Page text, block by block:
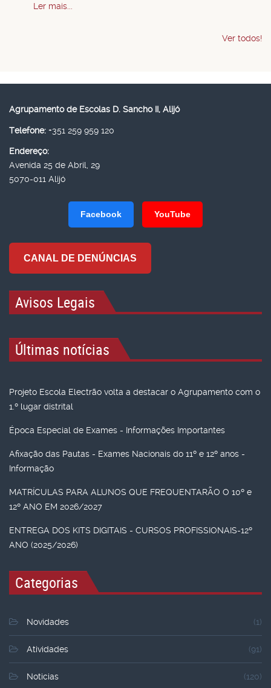
Ler mais...
Ver todos!
Agrupamento de Escolas D. Sancho II, Alijó
Telefone: +351 259 959 120
Endereço:
Avenida 25 de Abril, 29
5070-011 Alijó
Facebook YouTube
CANAL DE DENÚNCIAS
Avisos Legais
Últimas notícias
Projeto Escola Electrão volta a destacar o Agrupamento com o
1.º lugar distrital
Época Especial de Exames - Informações Importantes
Afixação das Pautas - Exames Nacionais do 11º e 12º anos -
Informação
MATRÍCULAS PARA ALUNOS QUE FREQUENTARÃO O 10º e
12º ANO EM 2026/2027
ENTREGA DOS KITS DIGITAIS - CURSOS PROFISSIONAIS-12º
ANO (2025/2026)
Categorias
Novidades (1)
Atividades (91)
Noticias (120)